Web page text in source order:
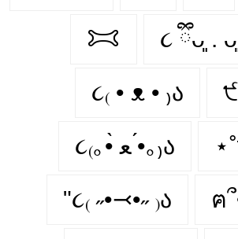
𐂯 ૮ ྀིᴗ͈ .
૮₍ • ᴥ • ₎ა
૮₍｡•̀ ﻌ •́｡₎ა
"૮₍ ˶•⤙•˶ ₎ა